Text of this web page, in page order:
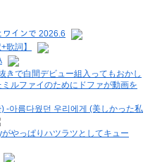
インで 2026.6
歌詞】
きで白間デビュー組入ってもおかし
ルファイのためにドファが動画を
-아름다웠던 우리에게 (美しかった私
やっぱりハツラツとしてキュー